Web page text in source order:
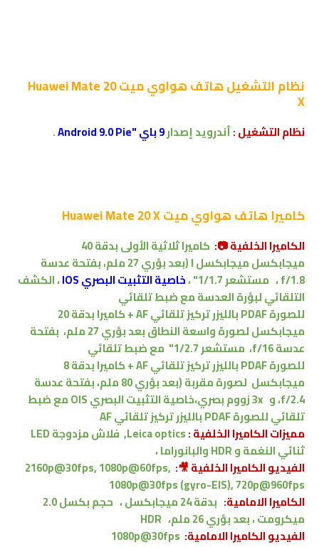
نظام التشغيل هاتف هواوي ميت Huawei Mate 20
X
نظام التشغيل :أندرويد إصدار9 باي "Android 9.0 Pie .
كاميرا هاتف هواوي ميت Huawei Mate 20 X
الكاميرا الخلفية 📷:
كاميرا ثلاثية الأولى بدقة 40
ميجابكسل
ميجابكسل ا (بعد بؤري 27 ملم، بفتحة عدسة
f/1.8، مستشعر 1/1.7" ،خاصية التثبيت البصري IOS
، الكشف
التلقائي لبؤرة العدسة مع ضبط تلقائي
للصورةPDAFبالليزرتركيز تلقائي AF +كاميرابدقة20
ميجابكسل لصورة واسعة النطاق بعد بؤري 27 ملم، بفتحة
عدسة f/16،
مستشعر 1/2.7"
مع ضبط تلقائي
للصورةPDAFبالليزرتركيز تلقائي AF +كاميرابدقة8
ميجابكسل
لصورة مقربة (بعد بؤري 80 ملم، بفتحة عدسة
f/2.4، و خاصية التثبيت البصري OIS
مع ضبط
تلقائي للصورةPDAFبالليزرتركيز تلقائي AF
مميزات الكاميرا الخلفية :
Leica optics, فلاش مزدوجة LED
ثنائي النغمة و HDR والبانوراما ،
الفيديو الكاميرا الخلفية 🎥: 2160p@30fps, 1080p@60fps,
1080p@30fps (gyro-EIS), 720p@960fps
الكاميرا الامامية: بدقة 24 ميجابكسل ،
حجم بكسل 2.0
ميكرومت،بعد بؤري 26 ملم،
الفيديو الكاميراالامامية: 1080p@30fps